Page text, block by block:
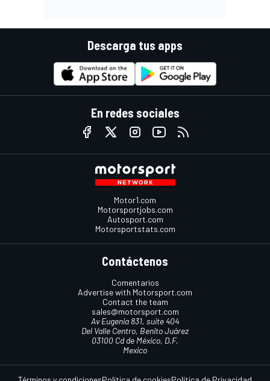
Descarga tus apps
En redes sociales
Motor1.com
Motorsportjobs.com
Autosport.com
Motorsportstats.com
Contáctenos
Comentarios
Advertise with Motorsport.com
Contact the team
sales@motorsport.com
Av Eugenia 831, suite 404
Del Valle Centro, Benito Juárez
03100 Cd de México, D.F.
Mexico